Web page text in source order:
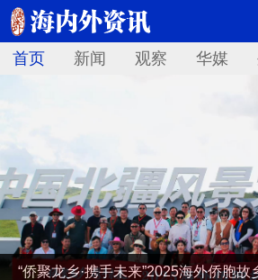
首页 新闻 观察 华媒
“侨聚龙乡·携手未来”2025海外侨胞